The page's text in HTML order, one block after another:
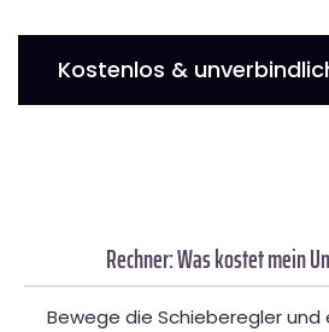
Kostenlos &
Rechner: Was kostet mein
Bewege die Schieberegler